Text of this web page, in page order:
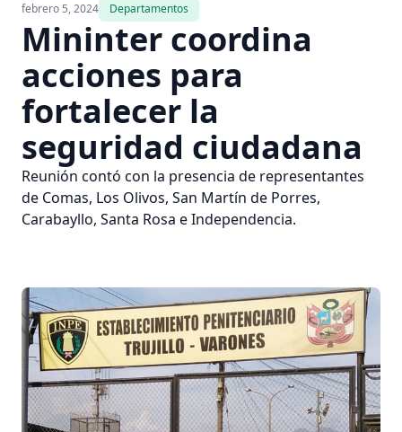
febrero 5, 2024 Departamentos
Mininter coordina
acciones para
fortalecer la
seguridad ciudadana
Reunión contó con la presencia de representantes
de Comas, Los Olivos, San Martín de Porres,
Carabayllo, Santa Rosa e Independencia.